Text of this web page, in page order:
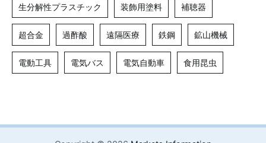
生分解性プラスチック 装飾用塗料 補聴器
超合金 過酢酸 遠隔医療 鉄鋼 鉱山機械
電動工具 電気バス 電気自動車 食用昆虫